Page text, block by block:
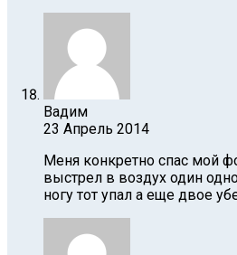
Вадим
23 Апрель 2014
Меня конкретно спас мой
выстрел в воздух один
ногу тот упал а еще двое